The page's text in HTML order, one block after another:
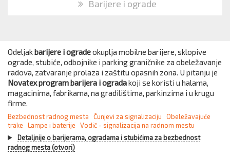
Barijere i ograde
Odeljak barijere i ogradeokuplja mobilne barijere, sklopive
ograde, stubiće, odbojnike i parking graničnike za obeležavanje
radova, zatvaranje prolaza i zaštitu opasnih zona. U pitanju je
Novatex program barijera i ogradakoji se koristi u halama,
magacinima, fabrikama, na gradilištima, parkinzima i u krugu
firme.
Bezbednost radnog mesta Čunjevi za signalizaciju
Obeležavajuće
trake
Lampe i baterije
Vodič - signalizacija na radnom mestu
Detaljnije o barijerama, ogradama i stubićima za bezbednost
radnog mesta (otvori)